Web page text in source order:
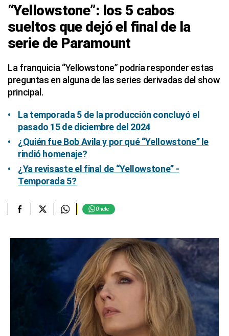
“Yellowstone”: los 5 cabos
sueltos que dejó el final de la
serie de Paramount
La franquicia “Yellowstone” podría responder estas
preguntas en alguna de las series derivadas del show
principal.
La temporada 5 de la producción concluyó el
pasado 15 de diciembre del 2024
¿Quién fue Bob Avila y por qué “Yellowstone” le
rindió homenaje?
¿Ya revisaste el final de “Yellowstone” -
Temporada 5?
Únete